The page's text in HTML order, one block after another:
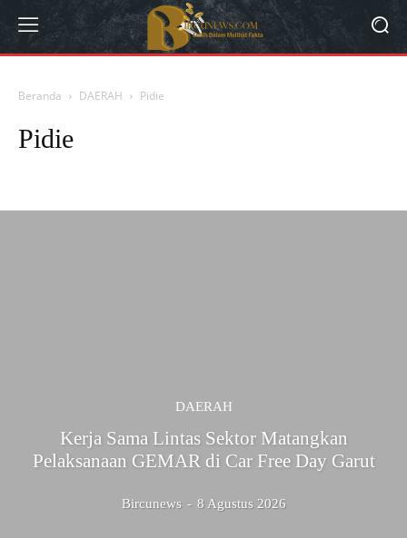
Beranda DAERAH Pidie
Pidie
DAERAH
Kerja Sama Lintas Sektor Matangkan
Pelaksanaan GEMAR di Car Free Day Garut
Bircunews - 8 Agustus 2026